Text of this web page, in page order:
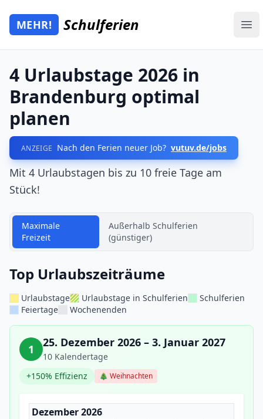
Zum Hauptinhalt springen
Mehr Schulferien
MEHR! Schulferien
4 Urlaubstage 2026 in
Brandenburg optimal
planen
ANZEIGE Nach den Ferien neuer Job? vutuv.de/jobs
Mit 4 Urlaubstagen bis zu 10 freie Tage am
Stück!
Maximale
Freizeit
Außerhalb Schulferien
(günstiger)
Top Urlaubszeiträume
Urlaubstage Urlaubstage in Schulferien
Schulferien
Feiertage
Wochenenden
1 25. Dezember 2026 – 3. Januar 2027
10 Kalendertage
+150% Effizienz
🎄 Weihnachten
Dezember 2026